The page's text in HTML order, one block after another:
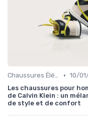
Chaussures Élégantes et de Cérémonie • 10/
Les chaussures pour
de Calvin Klein : un
de style et de confort